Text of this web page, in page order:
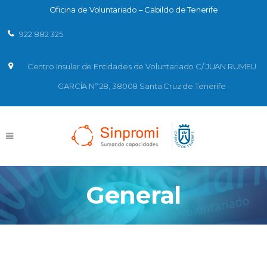
Oficina de Voluntariado – Cabildo de Tenerife
922 882 325
Centro Insular de Entidades de Voluntariado C/ JUAN RUMEU
GARCÍA Nº 28, 38008 Santa Cruz de Tenerife
General